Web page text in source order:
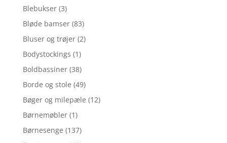
Blebukser (3)
Bløde bamser (83)
Bluser og trøjer (2)
Bodystockings (1)
Boldbassiner (38)
Borde og stole (49)
Bøger og milepæle (12)
Børnemøbler (1)
Børnesenge (137)